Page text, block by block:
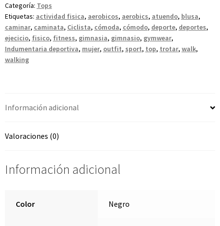
Categoría: Tops
Etiquetas: actividad fisica, aerobicos, aerobics, atuendo, blusa,
caminar, caminata, Ciclista, cómoda, cómodo, deporte, deportes,
ejecicio, fisico, fitness, gimnasia, gimnasio, gymwear,
Indumentaria deportiva, mujer, outfit, sport, top, trotar, walk,
walking
Información adicional
Valoraciones (0)
Información adicional
Color Negro